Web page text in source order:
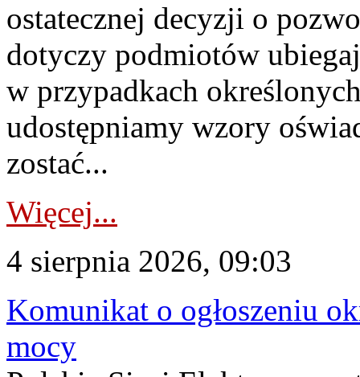
ostatecznej decyzji o
dotyczy podmiotów
w przypadkach
udostępniamy wzory
zostać...
Więcej...
4 sierpnia 2026, 09:03
Komunikat o ogłoszeniu
mocy